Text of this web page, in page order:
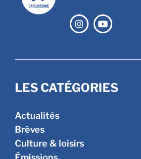
LES CATÉGORIES
Actualités
Brèves
Culture & loisirs